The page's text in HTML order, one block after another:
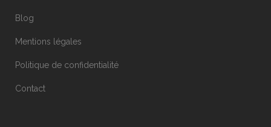
Blog
Mentions légales
Politique de confidentialité
Contact